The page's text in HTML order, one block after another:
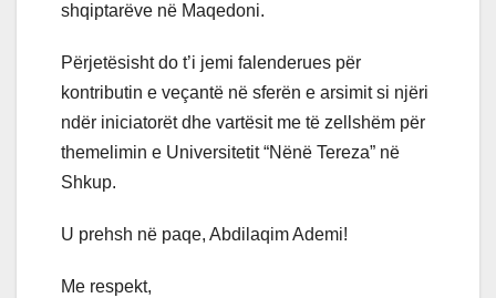
shqiptarëve në Maqedoni.
Përjetësisht do t’i jemi falenderues për
kontributin e veçantë në sferën e arsimit si njëri
ndër iniciatorët dhe vartësit me të zellshëm për
themelimin e Universitetit “Nënë Tereza” në
Shkup.
U prehsh në paqe, Abdilaqim Ademi!
Me respekt,